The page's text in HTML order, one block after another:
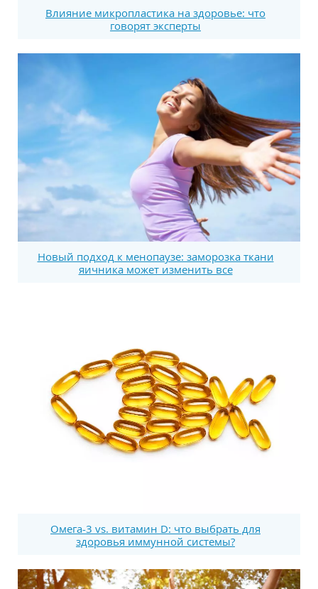
Влияние микропластика на здоровье: что
говорят эксперты
Новый подход к менопаузе: заморозка ткани
яичника может изменить все
Омега-3 vs. витамин D: что выбрать для
здоровья иммунной системы?